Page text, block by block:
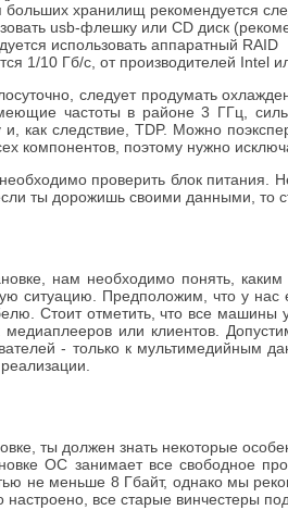
хранилищ рекомендуется
usb-флешку или CD диск
использовать аппаратный RAID
1/10 Гб/с, от производителей Intel
следует продумать
частоты в районе 3 ГГц,
и, как следствие, TDP. Можно
компонентов, поэтому нужно
проверить блок питания.
ты дорожишь своими данными, то
нам необходимо понять,
ситуацию. Предположим, что у
Стоит отметить, что все
медиаплееров или клиентов.
- только к мультимедийным
ты должен знать некоторые
ОС занимает все свободное
не меньше 8 Гбайт, однако мы
все старые винчестеры